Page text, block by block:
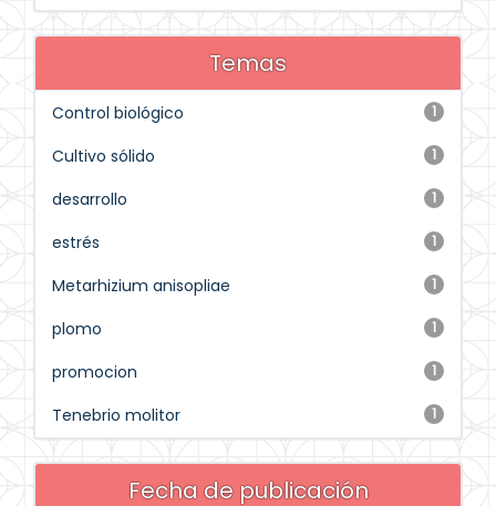
Temas
1
Control biológico
1
Cultivo sólido
1
desarrollo
1
estrés
1
Metarhizium anisopliae
1
plomo
1
promocion
1
Tenebrio molitor
Fecha de publicación